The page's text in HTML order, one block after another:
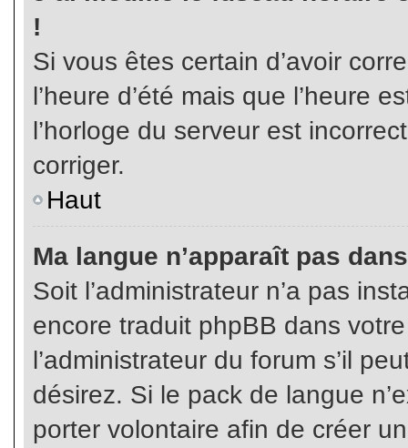
!
Si vous êtes certain d’avoir
l’heure d’été mais que l’heure
l’horloge du serveur est
corriger.
Haut
Ma langue n’apparaît pas
Soit l’administrateur n’a pas
encore traduit phpBB dans
l’administrateur du forum s’il
désirez. Si le pack de langue
porter volontaire afin de créer